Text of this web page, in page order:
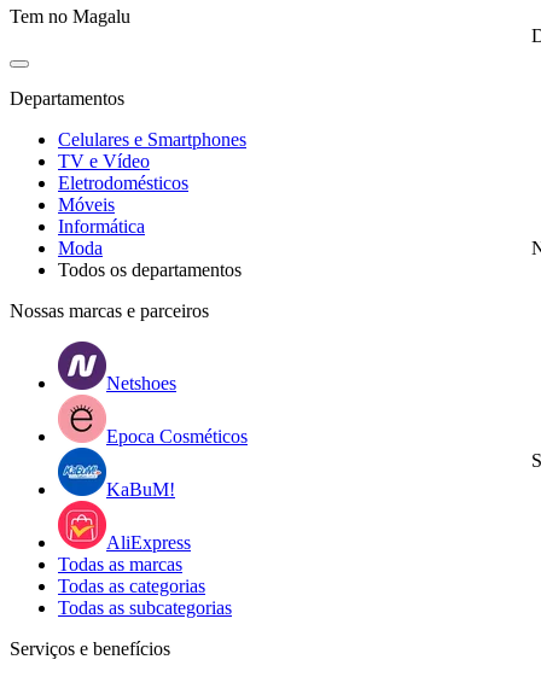
Tem no Magalu
Departamentos
Celulares e Smartphones
TV e Vídeo
Eletrodomésticos
Móveis
Informática
Moda
Todos os departamentos
Nossas marcas e parceiros
Netshoes
Epoca Cosméticos
KaBuM!
AliExpress
Todas as marcas
Todas as categorias
Todas as subcategorias
Serviços e benefícios